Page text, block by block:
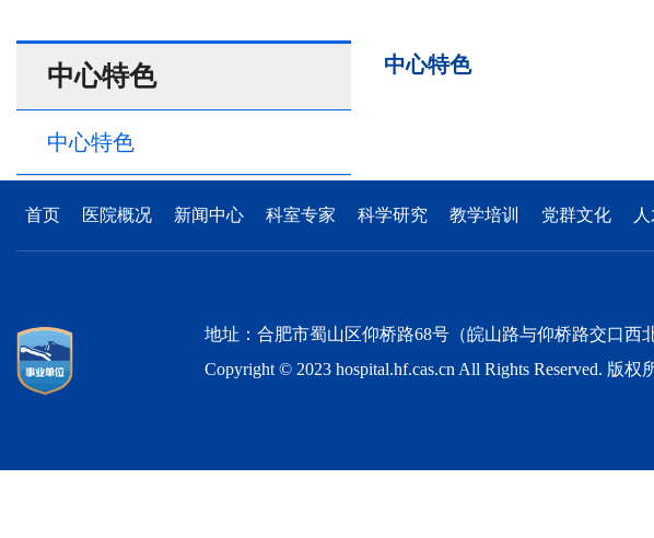
中心特色
中心特色
中心特色
首页 医院概况 新闻中心 科室专家 科学研究 教学培训 党群文化
地址：合肥市蜀山区仰桥路68号（皖山路与仰桥路交口西
Copyright © 2023 hospital.hf.cas.cn All Rights Reserved. 版